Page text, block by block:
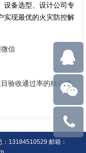
设备选型、设计公司专
实现最优的火灾防控解
微信
验收通过率的核心细
13184510529 邮箱：